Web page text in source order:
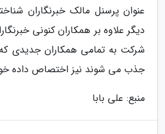
عنوان پرسنل مالک خبرنگاران
دیگر علاوه بر همکاران کنونی
شرکت به تمامی همکاران جدیدی
جذب می شوند نیز اختصاص داده
منبع: علی بابا